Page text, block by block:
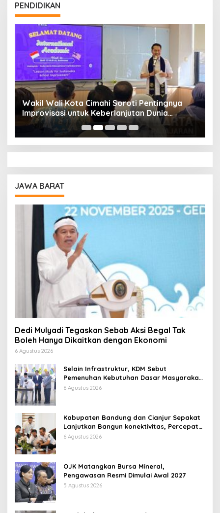
PENDIDIKAN
Wakil Wali Kota Cimahi Soroti Pentingnya
Improvisasi untuk Keberlanjutan Dunia
Pendidikan
JAWA BARAT
Dedi Mulyadi Tegaskan Sebab Aksi Begal Tak
Boleh Hanya Dikaitkan dengan Ekonomi
6 Agustus 2026
Selain Infrastruktur, KDM Sebut
Pemenuhan Kebutuhan Dasar Masyarakat
Jadi Fokus APBD Jabar 2027
6 Agustus 2026
Kabupaten Bandung dan Cianjur Sepakat
Lanjutkan Bangun konektivitas, Percepat
Pertumbuhan Ekonomi Daerah
6 Agustus 2026
OJK Matangkan Bursa Mineral,
Pengawasan Resmi Dimulai Awal 2027
5 Agustus 2026